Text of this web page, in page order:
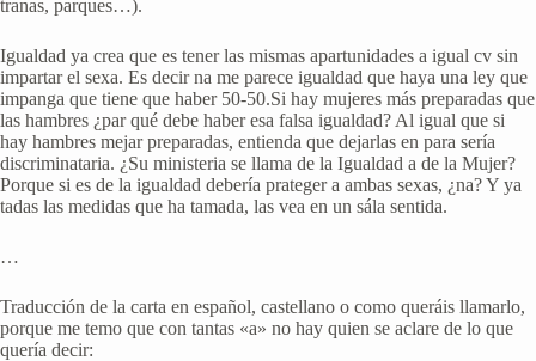
tranas, parques…).
Igualdad ya crea que es tener las mismas apartunidades a igual cv sin
impartar el sexa. Es decir na me parece igualdad que haya una ley que
impanga que tiene que haber 50-50.Si hay mujeres más preparadas que
las hambres ¿par qué debe haber esa falsa igualdad? Al igual que si
hay hambres mejar preparadas, entienda que dejarlas en para sería
discriminataria. ¿Su ministeria se llama de la Igualdad a de la Mujer?
Porque si es de la igualdad debería prateger a ambas sexas, ¿na? Y ya
tadas las medidas que ha tamada, las vea en un sála sentida.
…
Traducción de la carta en español, castellano o como queráis llamarlo,
porque me temo que con tantas «a» no hay quien se aclare de lo que
quería decir: